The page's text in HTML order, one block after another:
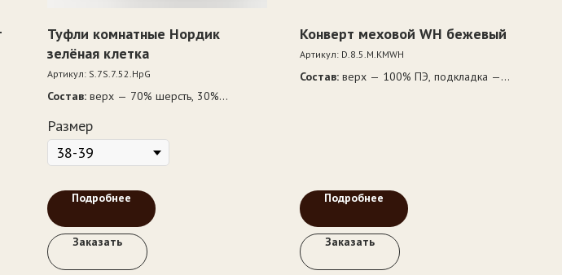
Туфли комнатные Нордик
зелёная клетка
Артикул: S.7S.7.52.НрG
Состав: верх — 70% шерсть, 30%
шерсть, подошва — ЭВА
Размер
Подробнее
Заказать
Конверт меховой WH бежевый
Артикул: D.8.5.М.КМWH
Состав: верх — 100% ПЭ, подкладка —
Подробнее
Заказать